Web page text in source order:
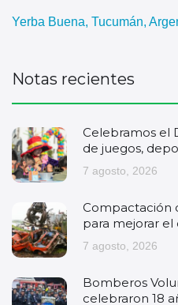
Yerba Buena, Tucumán,
Notas recientes
Celebramos el
de juegos,
7 agosto, 2026
Compactación
para mejorar
7 agosto, 2026
Bomberos
celebraron 18